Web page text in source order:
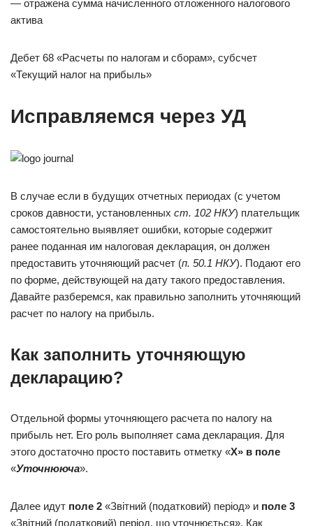
— отражена сумма начисленного отложенного налогового
актива
Дебет 68 «Расчеты по налогам и сборам», субсчет
«Текущий налог на прибыль»
Исправляемся через УД
В случае если в будущих отчетных периодах (с учетом
сроков давности, установленных ст. 102 НКУ) плательщик
самостоятельно выявляет ошибки, которые содержит
ранее поданная им налоговая декларация, он должен
предоставить уточняющий расчет (п. 50.1 НКУ). Подают его
по форме, действующей на дату такого предоставления.
Давайте разберемся, как правильно заполнить уточняющий
расчет по налогу на прибыль.
Как заполнить уточняющую
декларацию?
Отдельной формы уточняющего расчета по налогу на
прибыль нет. Его роль выполняет сама декларация. Для
этого достаточно просто поставить отметку «Х» в поле
«Уточнююча».
Далее идут поле 2 «Звітний (податковий) період» и поле 3
«Звітний (податковий) період, що уточнюється». Как